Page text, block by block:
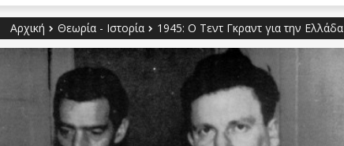
Αρχική Θεωρία - Ιστορία 1945: Ο Τεντ Γκραντ για την Ελλάδα